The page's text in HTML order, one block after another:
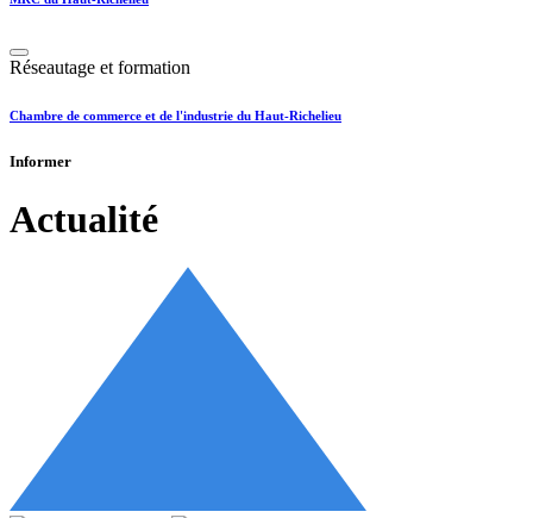
Réseautage et formation
Chambre de commerce et de l'industrie du Haut-Richelieu
Informer
Actualité